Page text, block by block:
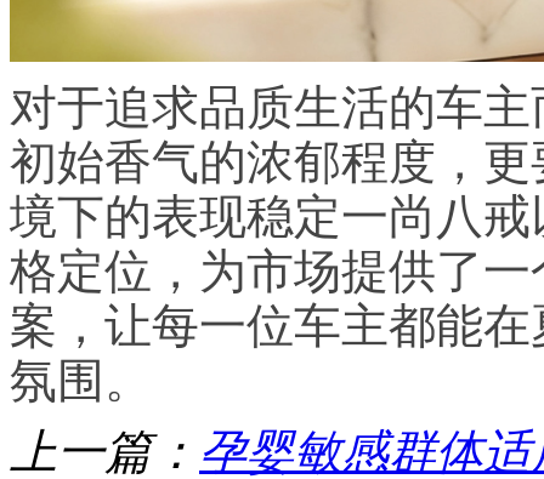
对于追求品质生活的车
初始香气的浓郁程度，
境下的表现稳定一尚八
格定位，为市场提供了
案，让每一位车主都能
氛围。
上一篇： 孕婴敏感群体